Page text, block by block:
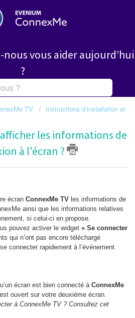
vous aider aujourd’hui
?
TV
Instructions d’installation et
les informations de
à l'écran ?
écran ConnexMe TV les informations de
ainsi que les informations relatives
si celui-ci en propose.
pouvez activer le widget « Se connecter
qui n’ont pas encore téléchargé
connecter rapidement à l’événement.
écran est bien connecté à ConnexMe
est ouvert sur votre deuxième écran.
à ConnexMe TV ? Consultez cet